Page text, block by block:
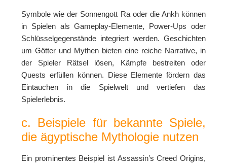
Symbole wie der Sonnengott Ra oder die Ankh können
in Spielen als Gameplay-Elemente, Power-Ups oder
Schlüsselgegenstände integriert werden. Geschichten
um Götter und Mythen bieten eine reiche Narrative, in
der Spieler Rätsel lösen, Kämpfe bestreiten oder
Quests erfüllen können. Diese Elemente fördern das
Eintauchen in die Spielwelt und vertiefen das
Spielerlebnis.
c. Beispiele für bekannte Spiele,
die ägyptische Mythologie nutzen
Ein prominentes Beispiel ist Assassin’s Creed Origins,